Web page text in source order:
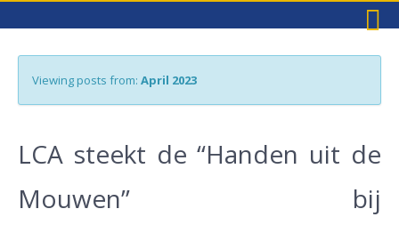
Viewing posts from: April 2023
LCA steekt de “Handen uit de
Mouwen” bij